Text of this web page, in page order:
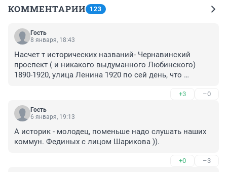
КОММЕНТАРИИ 123
Гость
8 января, 18:43
Насчет т исторических названий- Чернавинский
проспект ( и никакого выдуманного Любинского)
1890-1920, улица Ленина 1920 по сей день, что
+3 –0
Гость
6 января, 19:13
А историк - молодец, поменьше надо слушать наших
коммун. Фединых с лицом Шарикова )).
+0 –3